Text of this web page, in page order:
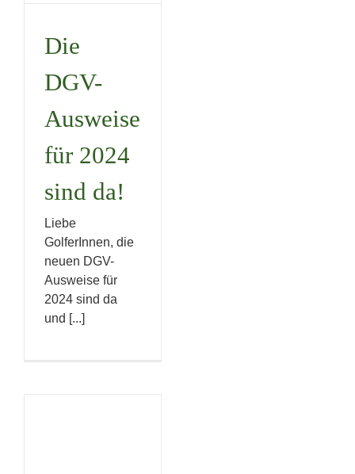
Uncategorized
Die
DGV-
Ausweise
für 2024
sind da!
Liebe
GolferInnen, die
neuen DGV-
Ausweise für
2024 sind da
und [...]